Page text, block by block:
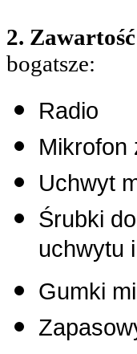
2. Zawartość
bogatsze:
Radio
Mikrofon
Uchwyt
Śrubki
uchwytu
Gumki